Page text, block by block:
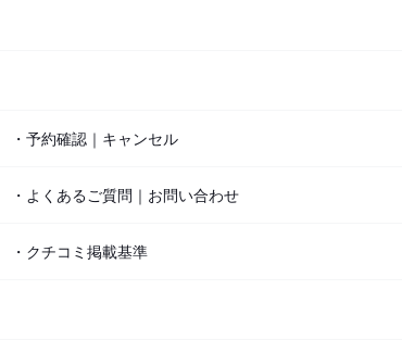
・予約確認｜キャンセル
・よくあるご質問｜お問い合わせ
・クチコミ掲載基準